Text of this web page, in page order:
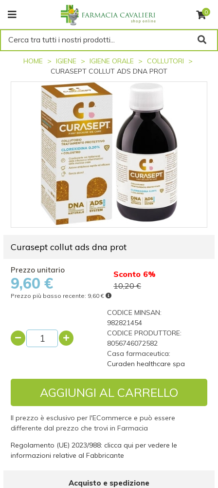
0
Cerca tra tutti i nostri prodotti...
HOME IGIENE IGIENE ORALE
COLLUTORI
CURASEPT COLLUT ADS DNA PROT
Curasept collut ads dna prot
9,60 €
Sconto 6%
10,20 €
Prezzo più basso recente: 9,60 €
CODICE MINSAN:
982821454
CODICE PRODUTTORE:
8056746072582
Casa farmaceutica:
Curaden healthcare spa
AGGIUNGI AL CARRELLO
Il prezzo è esclusivo per l'ECommerce e può essere
differente dal prezzo che trovi in Farmacia
Regolamento (UE) 2023/988: clicca qui per vedere le
informazioni relative al Fabbricante
Acquisto e spedizione